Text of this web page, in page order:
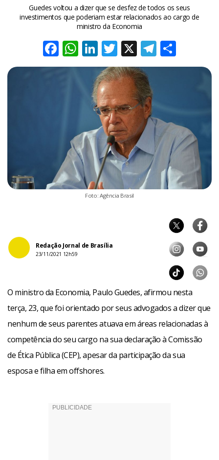
Guedes voltou a dizer que se desfez de todos os seus
investimentos que poderiam estar relacionados ao cargo de
ministro da Economia
Facebook
WhatsApp
LinkedIn
Twitter
X
Foto: Agência Brasil
Redação Jornal de Brasília
23/11/2021 12h59
O ministro da Economia, Paulo Guedes, afirmou nesta
terça, 23, que foi orientado por seus advogados a dizer que
nenhum de seus parentes atuava em áreas relacionadas à
competência do seu cargo na sua declaração à Comissão
de Ética Pública (CEP), apesar da participação da sua
esposa e filha em offshores.